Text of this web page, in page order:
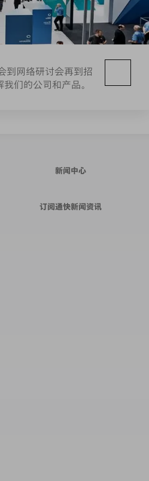
到网络研讨会再到招
们的公司和产品。
新闻中心
订阅通快新闻资讯